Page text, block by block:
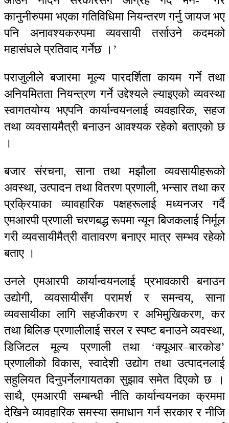
कानुनीरुपमा भएका गतिविधिमा नियन्तरण गर्नु जायज भए
पनि अनावश्यकरुपमा व्यवसायी तर्साउने कदमको
महासंघले प्रतिवाद गर्नेछ ।’
पराजुलीले बजारमा मूल्य पारदर्शिता कायम गर्ने तथा
अनियमितता नियन्त्रण गर्ने उद्देश्यले ल्याइएको व्यवस्था
स्वागतयोग्य भएपनि कार्यान्वयनलाई व्यवहारिक, सहज
तथा व्यवसायमैत्री बनाउन आवश्यक रहेको बताएको छ
।
बजार संरचना, साना तथा मझौला व्यवसायीहरूको
अवस्था, उत्पादन तथा वितरण प्रणाली, भन्सार तथा कर
प्रक्रियाका व्यावहारिक पक्षहरूलाई मध्यनजर गर्दै
एमआरपी प्रणाली चरणबद्ध रूपमा न्यून बिजकलाई निर्मूल
गरी व्यवसायीमैत्री वातावरण बनाएर मात्र सम्भव रहेको
बताए ।
उनले एमआरपी कार्यान्वयनलाई प्रभावकारी बनाउन
उद्योगी, व्यवसायीसँग परामर्श र समन्वय, साना
व्यवसायीका लागि सहजीकरण र अभिमुखिकरण, कर
तथा बिलिङ प्रणालीलाई सरल र स्पष्ट बनाउने व्यवस्था,
डिजिटल मूल्य प्रणाली तथा ‘क्यूआर–बारकोड’
प्रणालीको विकास, स्वादेशी उद्योग तथा उत्पादनलाई
सहुलियत दिनुपर्नेलगायतका सुझाव समेत दिएको छ ।
साथै, एमआरपी सम्बन्धी नीति कार्यान्वयनका क्रममा
देखिने व्यावहारिक समस्या समाधान गर्न सरकार र नीजि